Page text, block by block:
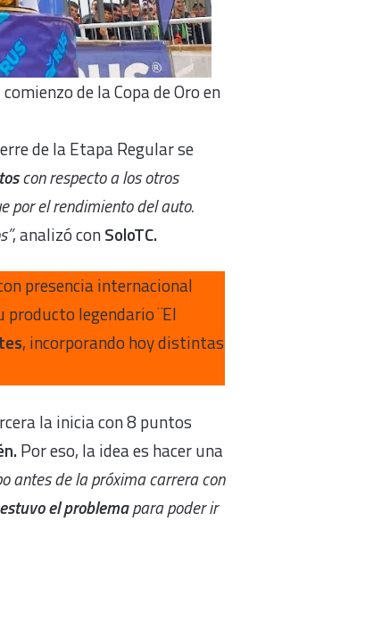
de la Copa de Oro en
de la Etapa Regular se
con respecto a los otros
por el rendimiento del auto.
, analizó conSoloTC.
presencia internacional
producto legendario ¨El
, incorporando hoy distintas
la inicia con 8 puntos
Por eso, la idea es hacer una
antes de la próxima carrera con
el problemapara poder ir